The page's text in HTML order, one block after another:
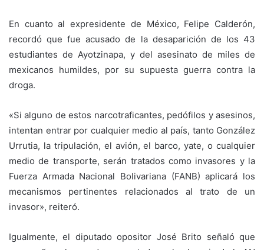
En cuanto al expresidente de México, Felipe Calderón,
recordó que fue acusado de la desaparición de los 43
estudiantes de Ayotzinapa, y del asesinato de miles de
mexicanos humildes, por su supuesta guerra contra la
droga.
«Si alguno de estos narcotraficantes, pedófilos y asesinos,
intentan entrar por cualquier medio al país, tanto González
Urrutia, la tripulación, el avión, el barco, yate, o cualquier
medio de transporte, serán tratados como invasores y la
Fuerza Armada Nacional Bolivariana (FANB) aplicará los
mecanismos pertinentes relacionados al trato de un
invasor», reiteró.
Igualmente, el diputado opositor José Brito señaló que